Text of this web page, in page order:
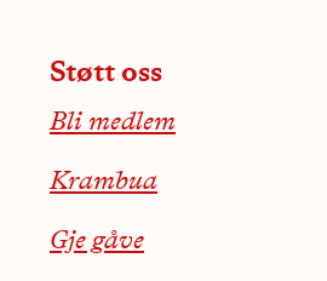
Støtt oss
Bli medlem
Krambua
Gje gåve